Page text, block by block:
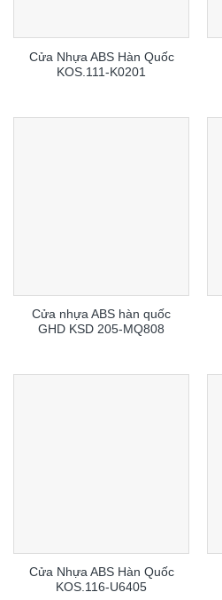
Cửa Nhựa ABS Hàn Quốc
KOS.111-K0201
Cửa nhựa ABS hàn quốc
GHD KSD 205-MQ808
Cửa Nhựa ABS Hàn Quốc
KOS.116-U6405